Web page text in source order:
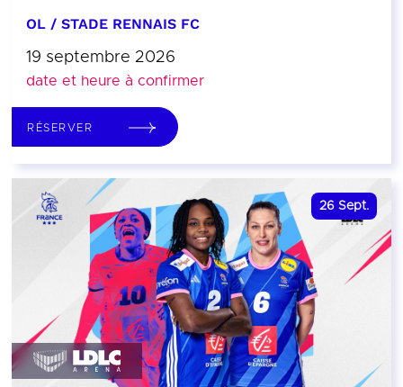
OL / STADE RENNAIS FC
19 septembre 2026
date et heure à confirmer
RÉSERVER
26 Sept.